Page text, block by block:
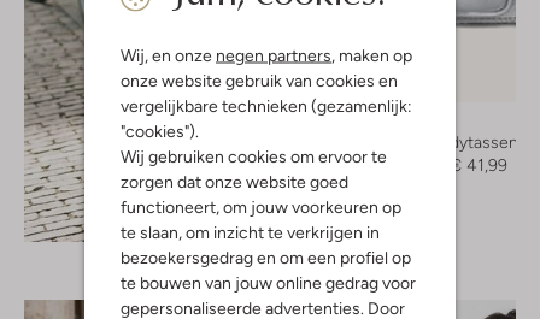
Wij, en onze negen partners, maken op
onze website gebruik van cookies en
vergelijkbare technieken (gezamenlijk:
"cookies").
Wij gebruiken cookies om ervoor te
zorgen dat onze website goed
functioneert, om jouw voorkeuren op
te slaan, om inzicht te verkrijgen in
bezoekersgedrag en om een profiel op
te bouwen van jouw online gedrag voor
gepersonaliseerde advertenties. Door
Ontdek de look
-50%
Núnoo
Crossbodytassen
€ 84,95
€ 41,99